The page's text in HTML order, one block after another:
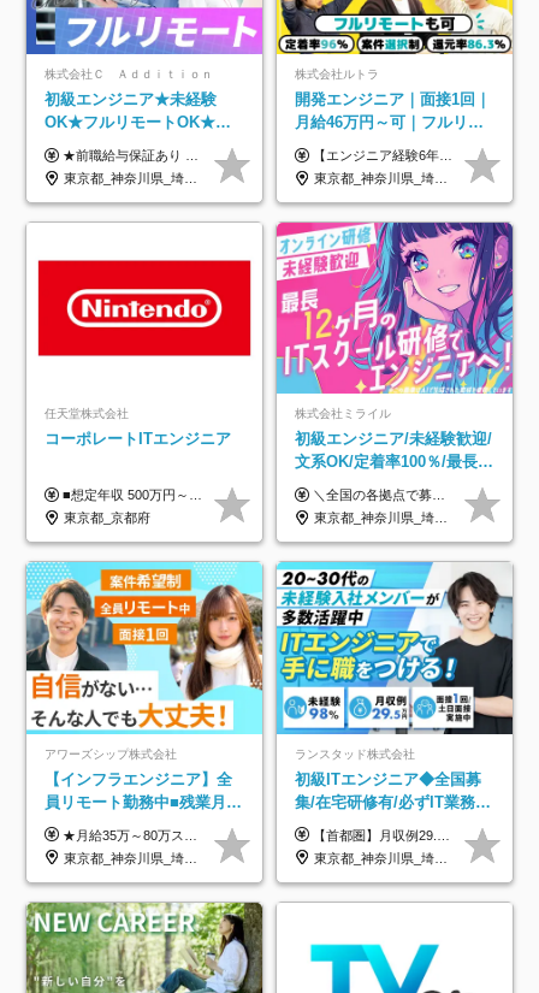
株式会社Ｃ Ａｄｄｉｔｉｏｎ
初級エンジニア★未経験
OK★フルリモートOK★月
給32万円～★残業月10h＆
年休120日以上★副業可
★前職給与保証あり ★月給32万円以上＋インセンティブあり 月給32万円以上＋インセンティブ＋各種手当 ※上記には固定残業代（月30時間・44,400円～）を含みます ※超過分は別途支給します ※試用期間はございません ★＼成果＝あなたの収入／★ 【1】案件単価ー8万円＝あなたの給与 参画したプロジェクトの案件単価から 一律8万円引いた金額があなたの給与です！ （月給例） ■1人称での構築・小規模な詳細設計 案件単価55万円ー8万円＝月給47万円（還元率85.5%） ■大型案件の設計・構築やプロジェクト管理 案件単価90万円ー8万円＝月給82万円（還元率91.1%） ‥‥‥‥‥‥‥‥‥‥‥‥‥‥‥‥‥‥ 【2】月給の他にも豊富なインセンティブあり 全員が月3～13万円のインセンティブをゲットしています！ ≪インセンティブ制度≫ 稼働している現場で増員・交代が発生し、 当社の人員を配属が決定した際に支給。 ◇C Addition正社員が参画 ：実粗利の10%／毎月 ◇協力会社所属の社員が参画：実粗利の30%／毎月 ≪リファラル制度≫ あなたの知り合いが当社のメンバーになった際に、 毎月1人あたり2万円支給します◎ ‥‥‥‥‥‥‥‥‥‥‥‥‥‥‥‥‥‥
東京都_神奈川県_埼玉県_千葉県_大阪府_愛知県_北海道_青森県_岩手県_宮城県_秋田県_山形県_福島県_茨城県_栃木県_群馬県_新潟県_山梨県_長野県_富山県_石川県_福井県_静岡県_岐阜県_三重県_兵庫県_京都府_滋賀県_奈良県_和歌山県_広島県_岡山県_鳥取県_島根県_山口県_徳島県_香川県_愛媛県_高知県_福岡県_熊本県_佐賀県_長崎県_大分県_宮崎県_鹿児島県_沖縄県
株式会社ルトラ
開発エンジニア｜面接1回｜
月給46万円～可｜フルリモ
ートも可｜案件選択制｜定
着率96％以上｜副業OK｜住
宅手当
【エンジニア経験6年以上の方】 月給46万円～100万円（固定残業代含む） ※上記月給には月30時間分の固定残業代（月8万7,400円～月19万円）を含む。超過分は全額支給。 【エンジニア経験4年以上の方】 月給42万円～100万円（固定残業代含む） ※上記月給には月30時間分の固定残業代（月7万9,800円～月19万円）を含む。超過分は全額支給。 【エンジニア経験4年未満の方】 月給38万円～100万円（固定残業代含む） ※上記月給には月30時間分の固定残業代（月7万2,200円～月19万円）を含む。超過分は全額支給。 ※経験、スキル、前職給与などを踏まえて決定。 ◆ルトラの給与制度のポイント！◆ ・社員の95%が入社時に年収UP！最高で300万円UPの実績も ・平均還元率86.3%（交通費・住宅手当・会社負担分の社保も含む） ・人柄やポテンシャルを評価し、スキル以上の希望年収を提示することも ・退職金制度やリファラル手当（平均50万円）あり
東京都_神奈川県_埼玉県_千葉県_大阪府_愛知県_北海道_青森県_岩手県_宮城県_秋田県_山形県_福島県_茨城県_栃木県_群馬県_新潟県_山梨県_長野県_富山県_石川県_福井県_静岡県_岐阜県_三重県_兵庫県_京都府_滋賀県_奈良県_和歌山県_広島県_岡山県_鳥取県_島根県_山口県_徳島県_香川県_愛媛県_高知県_福岡県_熊本県_佐賀県_長崎県_大分県_宮崎県_鹿児島県_沖縄県
任天堂株式会社
コーポレートITエンジニア
■想定年収 500万円～900万円 月給制 月給278,000円～ ※残業が発生した場合、残業代を別途全額支給します ※試用期間2ヶ月あり(待遇や給与に差異はありません)
東京都_京都府
株式会社ミライル
初級エンジニア/未経験歓迎/
文系OK/定着率100％/最長1
年の自社ITスクール研修あ
り/年休130日
＼全国の各拠点で募集中！／ 給与は以下の通り、勤務地により異なります。 札幌：月給23万円～27万円 仙台：月給22万円～26万円 新潟：月給22万円～26万円 東京：月給26万円～30万円 大阪：月給24万円～29万円 福岡：月給23.5万円～27万円 沖縄：月給21万円～26万円 ◎給与は知識や経験を考慮して決定します。 ◎残業は別途全額支給します。 ◎試用期間12カ月あり（給与は以下の通りです。その他条件に変更はありません） （試用期間の給与） 札幌：月給18.6万円～ 仙台：月給19万円～ 新潟：月給18万円～ 東京：月給22万円～ 大阪：月給20.8万円～ 福岡：月給19万円～ 沖縄：月給18万円～
東京都_神奈川県_埼玉県_千葉県_大阪府_愛知県_北海道_青森県_岩手県_宮城県_秋田県_山形県_福島県_茨城県_栃木県_群馬県_新潟県_山梨県_長野県_富山県_石川県_福井県_静岡県_岐阜県_三重県_兵庫県_京都府_滋賀県_奈良県_和歌山県_広島県_岡山県_鳥取県_島根県_山口県_徳島県_香川県_愛媛県_高知県_福岡県_熊本県_佐賀県_長崎県_大分県_宮崎県_鹿児島県_沖縄県
アワーズシップ株式会社
【インフラエンジニア】全
員リモート勤務中■残業月
3h■最大3ヶ月の連休あり■
年休126日■20～30代活躍
中！
★月給35万～80万スタートも可 【未経験の方】 ■月給26万～80万＋賞与年2回（年2ヶ月分） 【何かしらのインフラエンジニア経験をお持ちの方】 ■月給35万～80万＋賞与年2回（年2ヶ月分） ※スキル・経験などを考慮し決定します ※試用期間6ヶ月あり。期間中は契約社員となります。その他の待遇に差異はありません（試用期間終了後、昇給の可能性あり） ※上記金額には固定残業代（月30時間分／4万9600円～15万2600円）を含みます。超過分は別途支給いたします。 ＼頑張りはインセンティブで還元！／ クライアントに貢献度を評価され、当社のエンジニアが追加で案件に参画することになるなど、会社にとって利益になる行動はしっかり評価します。 会社の成長に貢献できていることを実感でき、「もっと頑張ろう」と思える体制づくりを整えています！
東京都_神奈川県_埼玉県_千葉県_大阪府
ランスタッド株式会社
初級ITエンジニア◆全国募
集/在宅研修有/必ずIT業務配
属/月収例29.5万円/Web面接
1回/SE
【首都圏】月収例29.5万円（月給26万円＋諸手当） 【東海・関西】月収例28.5万円（月給25万円＋諸手当） 【九州】月収例26万円（月給23万円＋諸手当） ※経験・スキル・前職給与を踏まえ、総合的に判断して決定します。 例：首都圏 月収例31万円（月給27万円＋諸手当） ◆各種手当 ・通勤手当（上限4万円まで） ・残業代手当（1分単位で全額支給） ※固定残業代制は採用しておりません ・深夜勤務手当 ・資格取得支援（ランクに応じてお祝い金1万円～10万円を支給） ◆昇給：年1回 ◆補足 ・研修中1ヶ月間は、時給1670円となります。 ・試用期間6ヶ月あり。その間の待遇に変更はありません。 ※詳細は面接時にご案内します。
東京都_神奈川県_埼玉県_千葉県_大阪府_愛知県_兵庫県_京都府_福岡県